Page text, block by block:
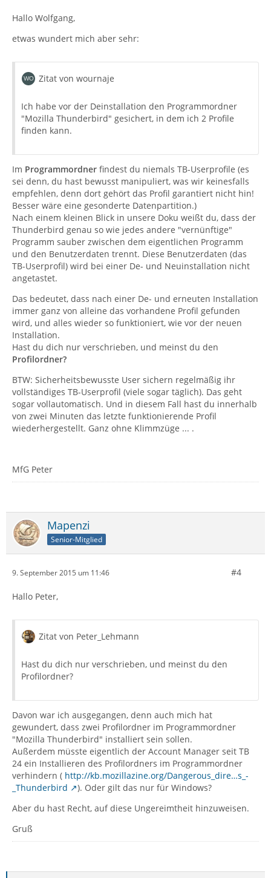
Hallo Wolfgang,
etwas wundert mich aber sehr:
Zitat von wournaje
Ich habe vor der Deinstallation den Programmordner
"Mozilla Thunderbird" gesichert, in dem ich 2 Profile
finden kann.
Im Programmordner findest du niemals TB-Userprofile (es
sei denn, du hast bewusst manipuliert, was wir keinesfalls
empfehlen, denn dort gehört das Profil garantiert nicht hin!
Besser wäre eine gesonderte Datenpartition.)
Nach einem kleinen Blick in unsere Doku weißt du, dass der
Thunderbird genau so wie jedes andere "vernünftige"
Programm sauber zwischen dem eigentlichen Programm
und den Benutzerdaten trennt. Diese Benutzerdaten (das
TB-Userprofil) wird bei einer De- und Neuinstallation nicht
angetastet.
Das bedeutet, dass nach einer De- und erneuten Installation
immer ganz von alleine das vorhandene Profil gefunden
wird, und alles wieder so funktioniert, wie vor der neuen
Installation.
Hast du dich nur verschrieben, und meinst du den
Profilordner?
BTW: Sicherheitsbewusste User sichern regelmäßig ihr
vollständiges TB-Userprofil (viele sogar täglich). Das geht
sogar vollautomatisch. Und in diesem Fall hast du innerhalb
von zwei Minuten das letzte funktionierende Profil
wiederhergestellt. Ganz ohne Klimmzüge ... .
MfG Peter
Mapenzi
Senior-Mitglied
9. September 2015 um 11:46 #4
Hallo Peter,
Zitat von Peter_Lehmann
Hast du dich nur verschrieben, und meinst du den
Profilordner?
Davon war ich ausgegangen, denn auch mich hat
gewundert, dass zwei Profilordner im Programmordner
"Mozilla Thunderbird" installiert sein sollen.
Außerdem müsste eigentlich der Account Manager seit TB
24 ein Installieren des Profilordners im Programmordner
verhindern ( http://kb.mozillazine.org/Dangerous_dire…s_-
_Thunderbird
). Oder gilt das nur für Windows?
Aber du hast Recht, auf diese Ungereimtheit hinzuweisen.
Gruß